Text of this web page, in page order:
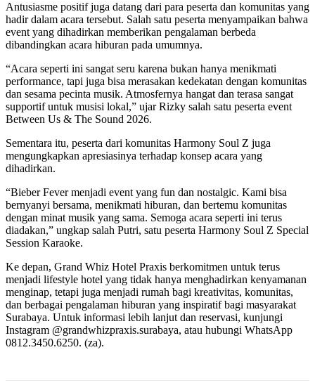
Antusiasme positif juga datang dari para peserta dan komunitas yang
hadir dalam acara tersebut. Salah satu peserta menyampaikan bahwa
event yang dihadirkan memberikan pengalaman berbeda
dibandingkan acara hiburan pada umumnya.
“Acara seperti ini sangat seru karena bukan hanya menikmati
performance, tapi juga bisa merasakan kedekatan dengan komunitas
dan sesama pecinta musik. Atmosfernya hangat dan terasa sangat
supportif untuk musisi lokal,” ujar Rizky salah satu peserta event
Between Us & The Sound 2026.
Sementara itu, peserta dari komunitas Harmony Soul Z juga
mengungkapkan apresiasinya terhadap konsep acara yang
dihadirkan.
“Bieber Fever menjadi event yang fun dan nostalgic. Kami bisa
bernyanyi bersama, menikmati hiburan, dan bertemu komunitas
dengan minat musik yang sama. Semoga acara seperti ini terus
diadakan,” ungkap salah Putri, satu peserta Harmony Soul Z Special
Session Karaoke.
Ke depan, Grand Whiz Hotel Praxis berkomitmen untuk terus
menjadi lifestyle hotel yang tidak hanya menghadirkan kenyamanan
menginap, tetapi juga menjadi rumah bagi kreativitas, komunitas,
dan berbagai pengalaman hiburan yang inspiratif bagi masyarakat
Surabaya. Untuk informasi lebih lanjut dan reservasi, kunjungi
Instagram @grandwhizpraxis.surabaya, atau hubungi WhatsApp
0812.3450.6250. (za).